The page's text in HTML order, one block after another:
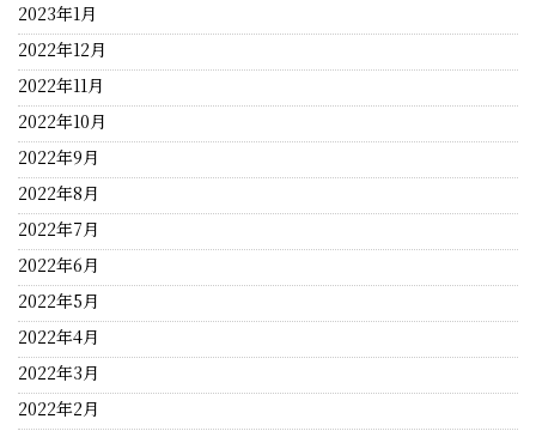
2023年1月
2022年12月
2022年11月
2022年10月
2022年9月
2022年8月
2022年7月
2022年6月
2022年5月
2022年4月
2022年3月
2022年2月